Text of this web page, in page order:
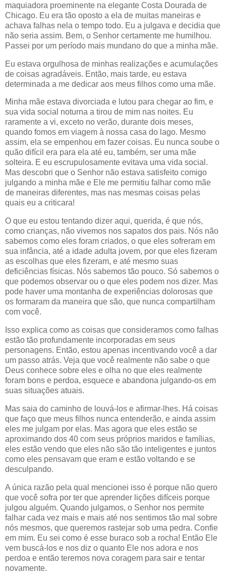
maquiadora proeminente na elegante Costa Dourada de
Chicago. Eu era tão oposto a ela de muitas maneiras e
achava falhas nela o tempo todo. Eu a julgava e decidia que
não seria assim. Bem, o Senhor certamente me humilhou.
Passei por um período mais mundano do que a minha mãe.
Eu estava orgulhosa de minhas realizações e acumulações
de coisas agradáveis. Então, mais tarde, eu estava
determinada a me dedicar aos meus filhos como uma mãe.
Minha mãe estava divorciada e lutou para chegar ao fim, e
sua vida social noturna a tirou de mim nas noites. Eu
raramente a vi, exceto no verão, durante dois meses,
quando fomos em viagem à nossa casa do lago. Mesmo
assim, ela se empenhou em fazer coisas. Eu nunca soube o
quão difícil era para ela até eu, também, ser uma mãe
solteira. E eu escrupulosamente evitava uma vida social.
Mas descobri que o Senhor não estava satisfeito comigo
julgando a minha mãe e Ele me permitiu falhar como mãe
de maneiras diferentes, mas nas mesmas coisas pelas
quais eu a criticara!
O que eu estou tentando dizer aqui, querida, é que nós,
como crianças, não vivemos nos sapatos dos pais. Nós não
sabemos como eles foram criados, o que eles sofreram em
sua infância, até a idade adulta jovem, por que eles fizeram
as escolhas que eles fizeram, e até mesmo suas
deficiências físicas. Nós sabemos tão pouco. Só sabemos o
que podemos observar ou o que eles podem nos dizer. Mas
pode haver uma montanha de experiências dolorosas que
os formaram da maneira que são, que nunca compartilham
com você.
Isso explica como as coisas que consideramos como falhas
estão tão profundamente incorporadas em seus
personagens. Então, estou apenas incentivando você a dar
um passo atrás. Veja que você realmente não sabe o que
Deus conhece sobre eles e olha no que eles realmente
foram bons e perdoa, esquece e abandona julgando-os em
suas situações atuais.
Mas saia do caminho de louvá-los e afirmar-lhes. Há coisas
que faço que meus filhos nunca entenderão, e ainda assim
eles me julgam por elas. Mas agora que eles estão se
aproximando dos 40 com seus próprios maridos e famílias,
eles estão vendo que eles não são tão inteligentes e juntos
como eles pensavam que eram e estão voltando e se
desculpando.
A única razão pela qual mencionei isso é porque não quero
que você sofra por ter que aprender lições difíceis porque
julgou alguém. Quando julgamos, o Senhor nos permite
falhar cada vez mais e mais até nos sentimos tão mal sobre
nós mesmos, que queremos rastejar sob uma pedra. Confie
em mim. Eu sei como é esse buraco sob a rocha! Então Ele
vem buscá-los e nos diz o quanto Ele nos adora e nos
perdoa e então teremos nova coragem para sair e tentar
novamente.